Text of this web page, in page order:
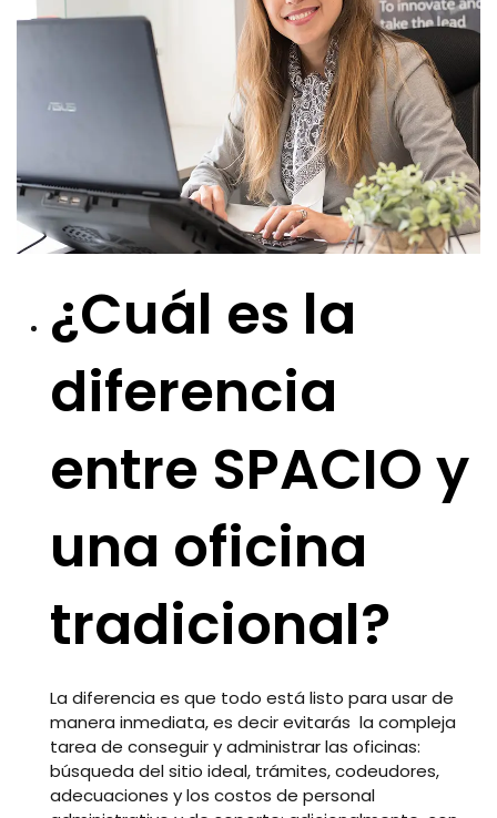
¿Cuál es la
diferencia
entre SPACIO y
una oficina
tradicional?
La diferencia es que todo está listo para usar de
manera inmediata, es decir evitarás la compleja
tarea de conseguir y administrar las oficinas:
búsqueda del sitio ideal, trámites, codeudores,
adecuaciones y los costos de personal